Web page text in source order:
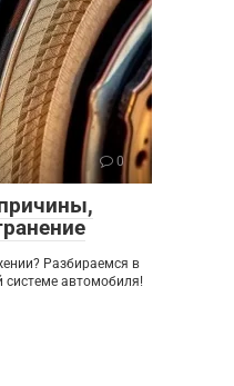
0
Разбираемся в
автомобиля!